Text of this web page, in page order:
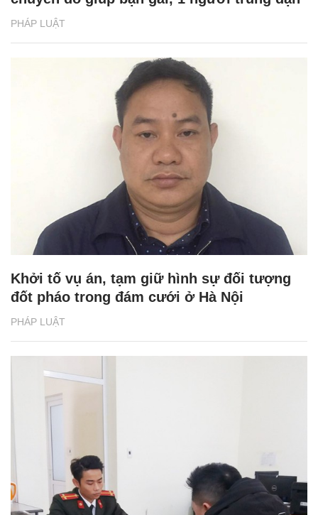
PHÁP LUẬT
PHÁP LUẬT
Khởi tố vụ án, tạm giữ hình sự đối tượng
đốt pháo trong đám cưới ở Hà Nội